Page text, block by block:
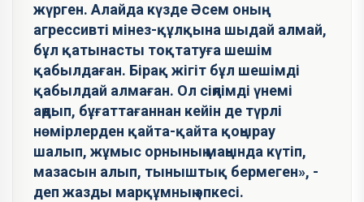
жүрген. Алайда күзде Әсем оның
агрессивті мінез-құлқына шыдай алмай,
бұл қатынасты тоқтатуға шешім
қабылдаған. Бірақ жігіт бұл шешімді
қабылдай алмаған. Ол сіңлімді үнемі
аңдып, бұғаттағаннан кейін де түрлі
нөмірлерден қайта-қайта қоңырау
шалып, жұмыс орнының маңында күтіп,
мазасын алып, тыныштық бермеген», -
деп жазды марқұмның әпкесі.